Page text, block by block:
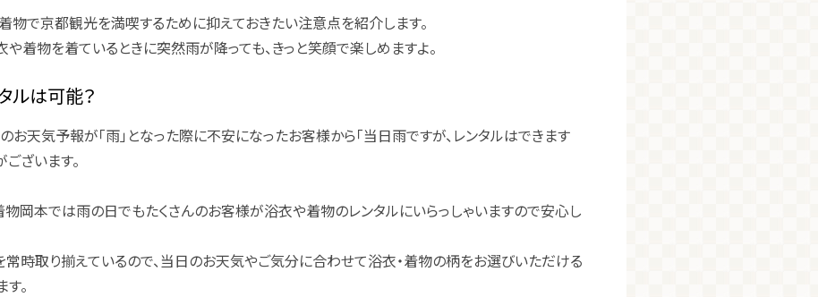
物で京都観光を満喫するために抑えておきたい注意点を紹介します。
着物を着ているときに突然雨が降っても、きっと笑顔で楽しめますよ。
ルは可能？
天気予報が「雨」となった際に不安になったお客様から「当日雨ですが、レンタルはできます
ざいます。
岡本では雨の日でもたくさんのお客様が浴衣や着物のレンタルにいらっしゃいますので安心し
常時取り揃えているので、当日のお天気やご気分に合わせて浴衣・着物の柄をお選びいただける
。